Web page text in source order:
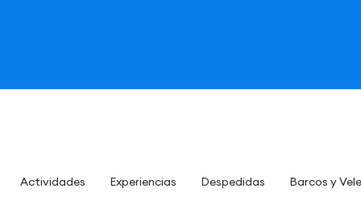
Actividades Experiencias Despedidas Barcos y